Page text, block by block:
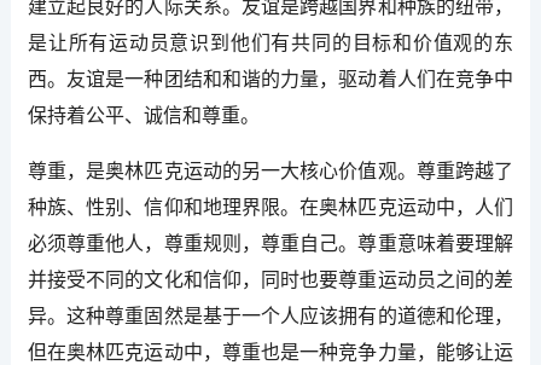
建立起良好的人际关系。友谊是跨越国界和种族的纽带，
是让所有运动员意识到他们有共同的目标和价值观的东
西。友谊是一种团结和和谐的力量，驱动着人们在竞争中
保持着公平、诚信和尊重。
尊重，是奥林匹克运动的另一大核心价值观。尊重跨越了
种族、性别、信仰和地理界限。在奥林匹克运动中，人们
必须尊重他人，尊重规则，尊重自己。尊重意味着要理解
并接受不同的文化和信仰，同时也要尊重运动员之间的差
异。这种尊重固然是基于一个人应该拥有的道德和伦理，
但在奥林匹克运动中，尊重也是一种竞争力量，能够让运